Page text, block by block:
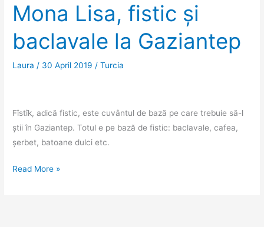
Mona Lisa, fistic și
baclavale la Gaziantep
Laura / 30 April 2019 /Turcia
Fîstîk, adică fistic, este cuvântul de bază pe care trebuie să-l
știi în Gaziantep. Totul e pe bază de fistic: baclavale, cafea,
șerbet, batoane dulci etc.
Mona
Read More »